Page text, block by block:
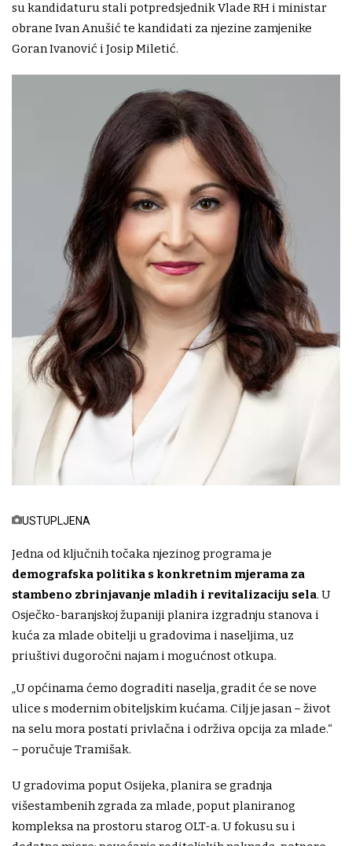
su kandidaturu stali potpredsjednik Vlade RH i ministar
obrane Ivan Anušić te kandidati za njezine zamjenike
Goran Ivanović i Josip Miletić.
USTUPLJENA
Jedna od ključnih točaka njezinog programa je
demografska politika s konkretnim mjerama za
stambeno zbrinjavanje mladih i revitalizaciju sela. U
Osječko-baranjskoj županiji planira izgradnju stanova i
kuća za mlade obitelji u gradovima i naseljima, uz
priuštivi dugoročni najam i mogućnost otkupa.
„U općinama ćemo dograditi naselja, gradit će se nove
ulice s modernim obiteljskim kućama. Cilj je jasan – život
na selu mora postati privlačna i održiva opcija za mlade.“
– poručuje Tramišak.
U gradovima poput Osijeka, planira se gradnja
višestambenih zgrada za mlade, poput planiranog
kompleksa na prostoru starog OLT-a. U fokusu su i